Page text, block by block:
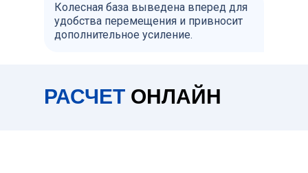
Колесная база выведена вперед для
удобства перемещения и привносит
дополнительное усиление.
РАСЧЕТ ОНЛАЙН